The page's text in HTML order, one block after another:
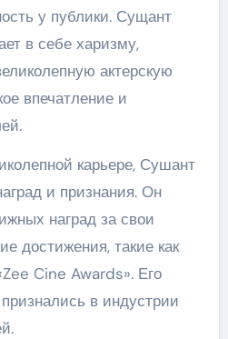
у публики. Сущант
в себе харизму,
актерскую
впечатление и
карьере, Сушант
и признания. Он
наград за свои
достижения, такие как
Cine Awards». Его
в индустрии